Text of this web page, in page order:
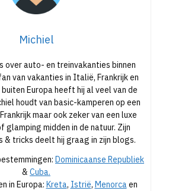
Michiel
over auto- en treinvakanties binnen
van vakanties in Italië, Frankrijk en
Europa heeft hij al veel van de
houdt van basic-kamperen op een
maar ook zeker van een luxe
glamping midden in de natuur. Zijn
& tricks deelt hij graag in zijn blogs.
Dominicaanse Republiek
& Cuba.
in Europa: Kreta, Istrië, Menorcaen